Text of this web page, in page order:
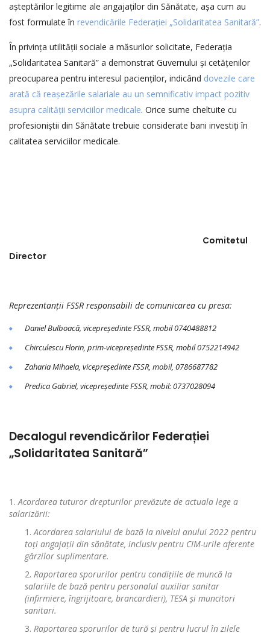
așteptărilor legitime ale angajaților din Sănătate, așa cum au
fost formulate în revendicările Federației „Solidaritatea Sanitară”.
În privința utilității sociale a măsurilor solicitate, Federația
„Solidaritatea Sanitară” a demonstrat Guvernului și cetățenilor
preocuparea pentru interesul pacienților, indicând dovezile care
arată că reașezările salariale au un semnificativ impact pozitiv
asupra calității serviciilor medicale. Orice sume cheltuite cu
profesioniștii din Sănătate trebuie considerate bani investiți în
calitatea serviciilor medicale.
Comitetul
Director
Reprezentanții FSSR responsabili de comunicarea cu presa:
Daniel Bulboacă, vicepreședinte FSSR, mobil 0740488812
Chirculescu Florin, prim-vicepreședinte FSSR, mobil 0752214942
Zaharia Mihaela, vicepreședinte FSSR, mobil, 0786687782
Predica Gabriel, vicepreședinte FSSR, mobil: 0737028094
Decalogul revendicărilor Federației
„Solidaritatea Sanitară”
Acordarea tuturor drepturilor prevăzute de actuala lege a
salarizării:
Acordarea salariului de bază la nivelul anului 2022 pentru
toți angajații din sănătate, inclusiv pentru CIM-urile aferente
gărzilor suplimentare.
Raportarea sporurilor pentru condițiile de muncă la
salariile de bază pentru personalul auxiliar sanitar
(infirmiere, îngrijitoare, brancardieri), TESA și muncitori
sanitari.
Raportarea sporurilor de tură și pentru lucrul în zilele